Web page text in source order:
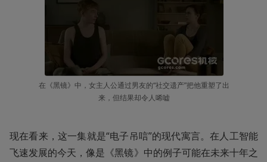
在《黑镜》中，女主人公通过男友的“社交遗产”把他重塑了出
来，但结果却令人唏嘘
现在看来，这一集就是“电子吊唁”的现代寓言。在人工智能
飞速发展的今天，像是《黑镜》中的例子可能在未来十年之